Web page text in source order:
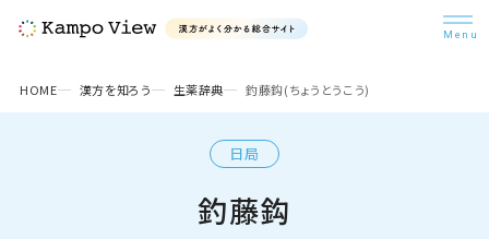
検索
HOME 漢方を知ろう 生薬辞典 釣藤鈎(ちょうとうこう)
日局
釣藤鈎